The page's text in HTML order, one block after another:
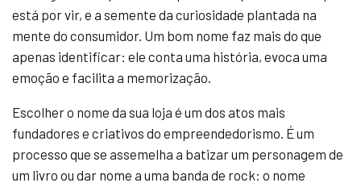
está por vir, e a semente da curiosidade plantada na
mente do consumidor. Um bom nome faz mais do que
apenas identificar: ele conta uma história, evoca uma
emoção e facilita a memorização.
Escolher o nome da sua loja é um dos atos mais
fundadores e criativos do empreendedorismo. É um
processo que se assemelha a batizar um personagem de
um livro ou dar nome a uma banda de rock: o nome